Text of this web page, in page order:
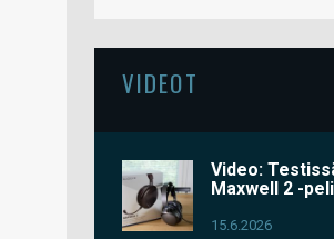
VIDEOT
Video:
Maxwell 2 -
15.6.2026